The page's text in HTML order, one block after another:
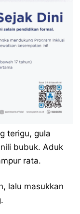
terigu, gula
bubuk. Aduk
rata.
lalu masukkan